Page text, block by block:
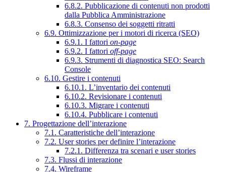
6.8.2. Pubblicazione di contenuti non prodotti
dalla Pubblica Amministrazione
6.8.3. Consenso dei soggetti ritratti
6.9. Ottimizzazione per i motori di ricerca (SEO)
6.9.1. I fattori on-page
6.9.2. I fattori off-page
6.9.3. Strumenti di diagnostica SEO: Search
Console
6.10. Gestire i contenuti
6.10.1. L’inventario dei contenuti
6.10.2. Revisionare i contenuti
6.10.3. Migrare i contenuti
6.10.4. Pubblicare i contenuti
7. Progettazione dell’interazione
7.1. Caratteristiche dell’interazione
7.2. User stories per definire l’interazione
7.2.1. Differenza tra scenari e user stories
7.3. Flussi di interazione
7.4. Wireframe